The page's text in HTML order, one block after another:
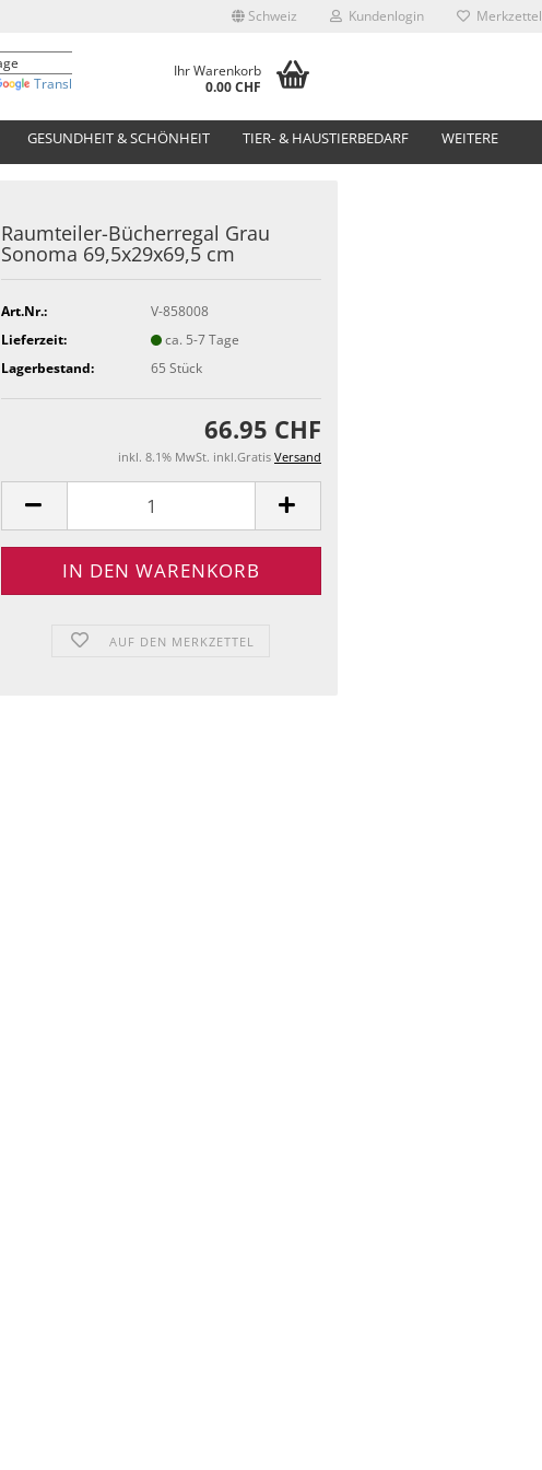
Schweiz Kundenlogin Merkzettel
Translate
Ihr Warenkorb
0.00 CHF
GESUNDHEIT & SCHÖNHEIT TIER- & HAUSTIERBEDARF WEITERE
Raumteiler-Bücherregal Grau
Sonoma 69,5x29x69,5 cm
Art.Nr.:
V-858008
Lieferzeit:
ca. 5-7 Tage
Lagerbestand:
65 Stück
66.95 CHF
inkl. 8.1% MwSt. inkl.Gratis Versand
AUF DEN MERKZETTEL